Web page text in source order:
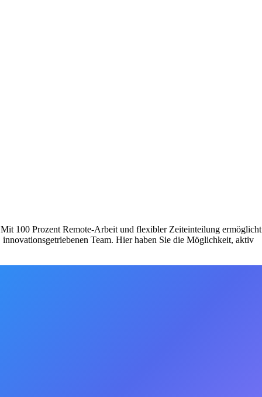
100 Prozent Remote-Arbeit und flexibler Zeiteinteilung ermöglicht
Team. Hier haben Sie die Möglichkeit, aktiv